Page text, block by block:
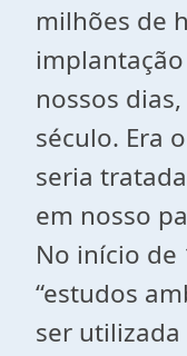
milhões de
nossos
século. Era
seria
em nosso
No início de
“estudos
ser